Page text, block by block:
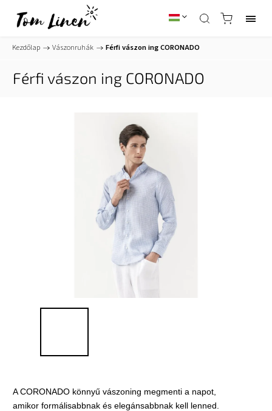
Kezdőlap / Vászonruhák / Férfi vászon ing CORONADO
Férfi vászon ing CORONADO
A CORONADO könnyű vászoning megmenti a napot,
amikor formálisabbnak és elegánsabbnak kell lenned.